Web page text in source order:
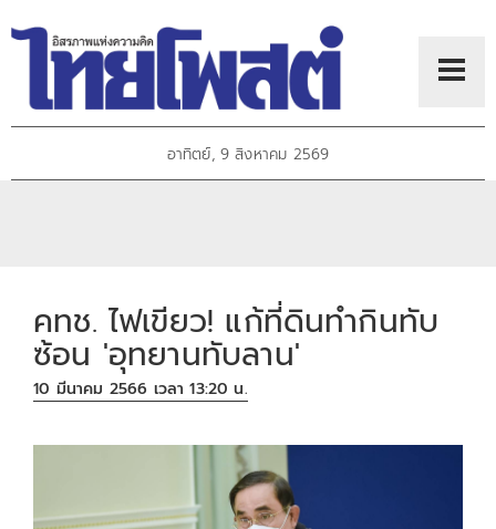
อาทิตย์, 9 สิงหาคม 2569
คทช. ไฟเขียว! แก้ที่ดินทำกินทับ
ซ้อน 'อุทยานทับลาน'
10 มีนาคม 2566 เวลา 13:20 น.